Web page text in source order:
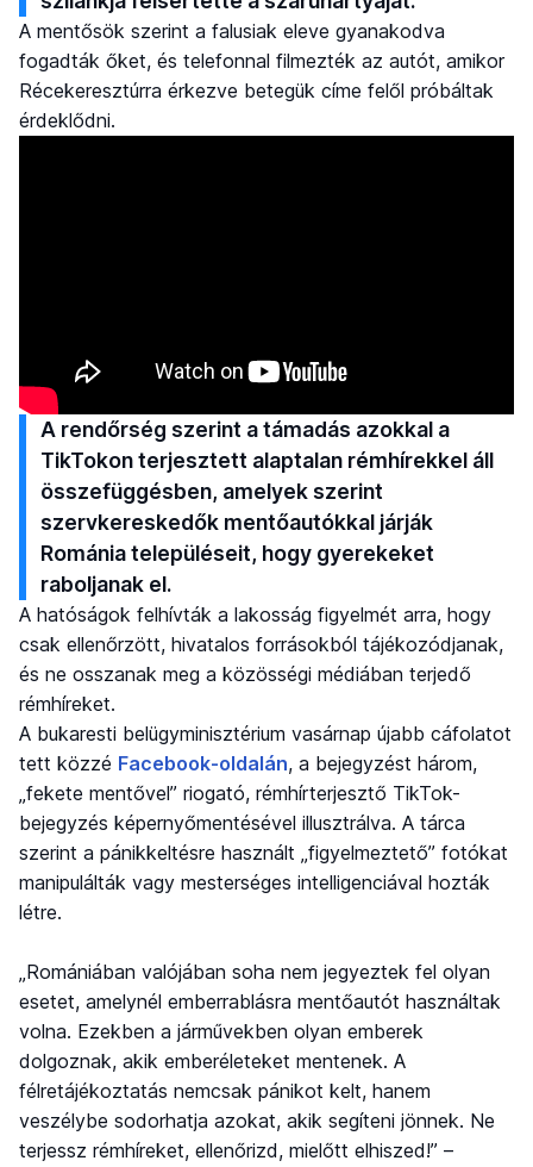
A mentősök szerint a falusiak eleve gyanakodva
fogadták őket, és telefonnal filmezték az autót, amikor
Récekeresztúrra érkezve betegük címe felől próbáltak
érdeklődni.
A rendőrség szerint a támadás azokkal a
TikTokon terjesztett alaptalan rémhírekkel áll
összefüggésben, amelyek szerint
szervkereskedők mentőautókkal járják
Románia településeit, hogy gyerekeket
raboljanak el.
A hatóságok felhívták a lakosság figyelmét arra, hogy
csak ellenőrzött, hivatalos forrásokból tájékozódjanak,
és ne osszanak meg a közösségi médiában terjedő
rémhíreket.
A bukaresti belügyminisztérium vasárnap újabb cáfolatot
tett közzé Facebook-oldalán, a bejegyzést három,
„fekete mentővel” riogató, rémhírterjesztő TikTok-
bejegyzés képernyőmentésével illusztrálva. A tárca
szerint a pánikkeltésre használt „figyelmeztető” fotókat
manipulálták vagy mesterséges intelligenciával hozták
létre.
„Romániában valójában soha nem jegyeztek fel olyan
esetet, amelynél emberrablásra mentőautót használtak
volna. Ezekben a járművekben olyan emberek
dolgoznak, akik emberéleteket mentenek. A
félretájékoztatás nemcsak pánikot kelt, hanem
veszélybe sodorhatja azokat, akik segíteni jönnek. Ne
terjessz rémhíreket, ellenőrizd, mielőtt elhiszed!” –